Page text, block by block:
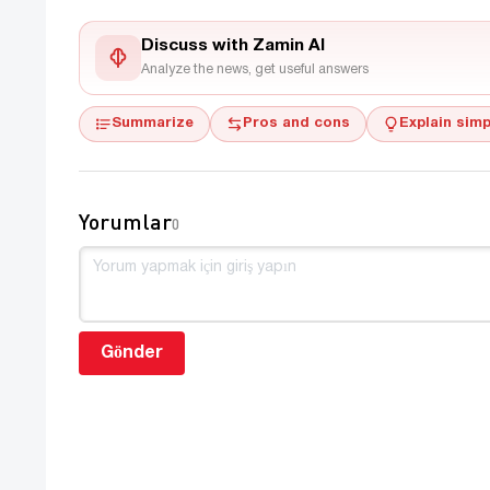
Discuss with Zamin AI
Analyze the news, get useful answers
Summarize Pros and cons Explain
Yorumlar0
Gönder